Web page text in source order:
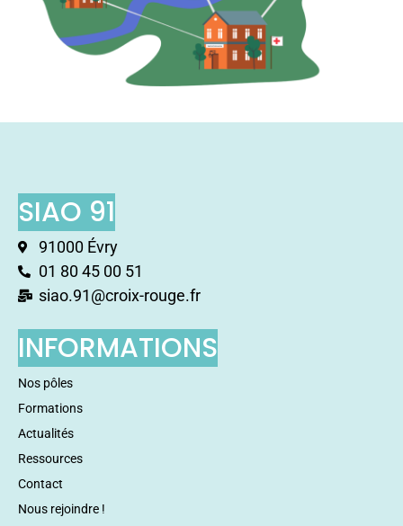
SIAO 91
91000 Évry
01 80 45 00 51
siao.91@croix-rouge.fr
INFORMATIONS
Nos pôles
Formations
Actualités
Ressources
Contact
Nous rejoindre !